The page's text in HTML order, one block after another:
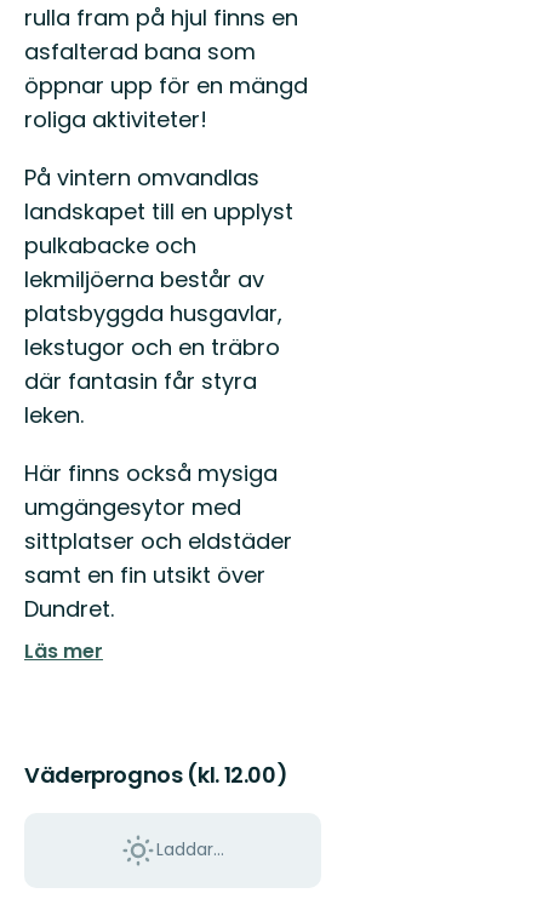
rulla fram på hjul finns en
asfalterad bana som
öppnar upp för en mängd
roliga aktiviteter!
På vintern omvandlas
landskapet till en upplyst
pulkabacke och
lekmiljöerna består av
platsbyggda husgavlar,
lekstugor och en träbro
där fantasin får styra
leken.
Här finns också mysiga
umgängesytor med
sittplatser och eldstäder
samt en fin utsikt över
Dundret.
Läs mer
Väderprognos (kl. 12.00)
Laddar...